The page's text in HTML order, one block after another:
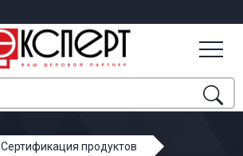
Сертификация продуктов